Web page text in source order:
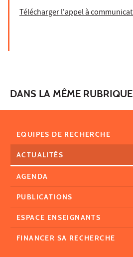
Télécharger l'appel à
DANS LA MÊME RUBRIQUE
EQUIPES DE RECHERCHE
ACTUALITÉS
AGENDA
PUBLICATIONS
ESPACE ENSEIGNANTS
FINANCER SA RECHERCHE